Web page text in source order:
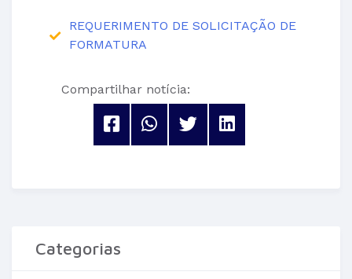
REQUERIMENTO DE SOLICITAÇÃO DE
FORMATURA
Compartilhar notícia:
Categorias